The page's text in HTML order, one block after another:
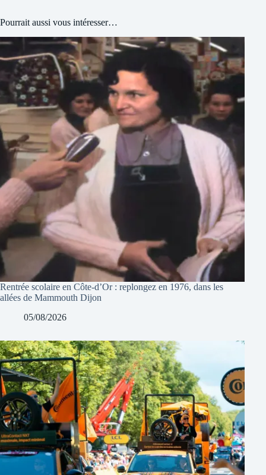
Pourrait aussi vous intéresser…
Rentrée scolaire en Côte-d’Or : replongez en 1976, dans les
allées de Mammouth Dijon
05/08/2026